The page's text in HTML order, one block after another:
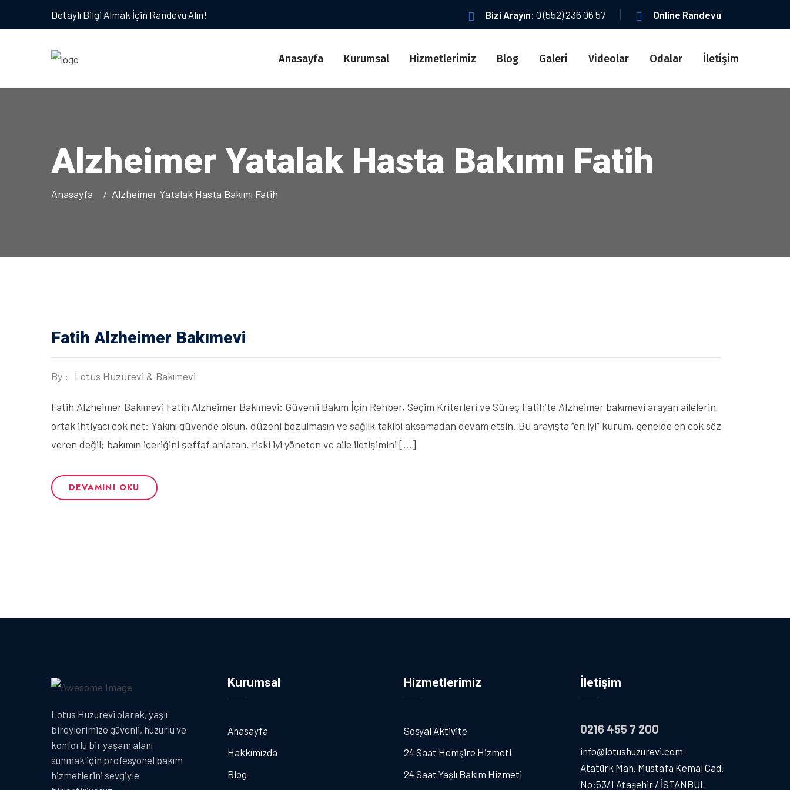
Detaylı Bilgi Almak İçin Randevu Alın! Bizi Arayın: 0 (552) 236 06 57 Online Randevu
Anasayfa Kurumsal Hizmetlerimiz Blog Galeri Videolar Odalar İletişim
Alzheimer Yatalak Hasta Bakımı Fatih
Anasayfa Alzheimer Yatalak Hasta Bakımı Fatih
Fatih Alzheimer Bakımevi
By : Lotus Huzurevi & Bakımevi
Fatih Alzheimer Bakımevi Fatih Alzheimer Bakımevi: Güvenli Bakım İçin Rehber, Seçim Kriterleri ve Süreç Fatih’te Alzheimer bakımevi arayan ailelerin
ortak ihtiyacı çok net: Yakını güvende olsun, düzeni bozulmasın ve sağlık takibi aksamadan devam etsin. Bu arayışta “en iyi” kurum, genelde en çok söz
veren değil; bakımın içeriğini şeffaf anlatan, riski iyi yöneten ve aile iletişimini […]
DEVAMINI OKU
Lotus Huzurevi olarak, yaşlı
bireylerimize güvenli, huzurlu ve
konforlu bir yaşam alanı
sunmak için profesyonel bakım
hizmetlerini sevgiyle
Kurumsal
Anasayfa
Hakkımızda
Blog
Hizmetlerimiz
Sosyal Aktivite
24 Saat Hemşire Hizmeti
24 Saat Yaşlı Bakım Hizmeti
İletişim
0216 455 7 200
info@lotushuzurevi.com
Atatürk Mah. Mustafa Kemal Cad.
No:53/1 Ataşehir / İSTANBUL